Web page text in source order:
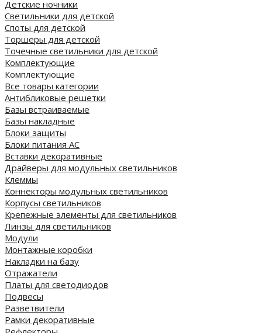
Детские ночники
Светильники для детской
Споты для детской
Торшеры для детской
Точечные светильники для детской
Комплектующие
Комплектующие
Все товары категории
Антибликовые решетки
Базы встраиваемые
Базы накладные
Блоки защиты
Блоки питания AC
Вставки декоративные
Драйверы для модульных светильников
Клеммы
Коннекторы модульных светильников
Корпусы светильников
Крепежные элементы для светильников
Линзы для светильников
Модули
Монтажные коробки
Накладки на базу
Отражатели
Платы для светодиодов
Подвесы
Разветвители
Рамки декоративные